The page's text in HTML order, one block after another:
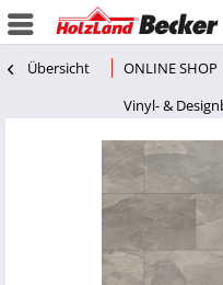
Übersicht ONLINE SHOP
Vinyl- &